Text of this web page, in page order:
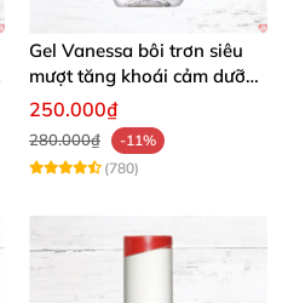
Gel Vanessa bôi trơn siêu
mượt tăng khoái cảm dưỡng
ẩm 200ml
250.000₫
280.000₫
-11%
(780)